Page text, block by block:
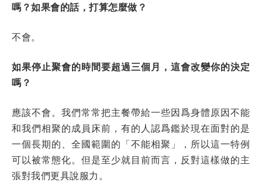
嗎？如果會的話，打算怎麼做？
不會。
如果停止聚會的時間要超過三個月，這會改變你的決定
嗎？
應該不會。我們常常把主餐帶給一些因爲身體原因不能
和我們相聚的成員床前，有的人認爲鑑於現在面對的是
一個長期的、全國範圍的「不能相聚」，所以這一特例
可以被常態化。但是至少就目前而言，反對這樣做的主
張對我們更具說服力。